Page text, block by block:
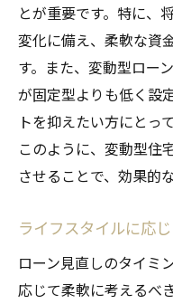
とが重要です。特に、
変化に備え、柔軟な資
す。また、変動型ロー
が固定型よりも低く設
トを抑えたい方にとっ
このように、変動型住
させることで、効果的
ライフスタイルに応
ローン見直しのタイミ
応じて柔軟に考えるべ